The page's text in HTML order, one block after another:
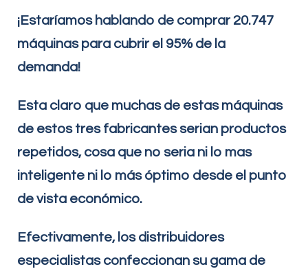
¡Estaríamos hablando de comprar 20.747
máquinas para cubrir el 95% de la
demanda!
Esta claro que muchas de estas máquinas
de estos tres fabricantes serian productos
repetidos, cosa que no seria ni lo mas
inteligente ni lo más óptimo desde el punto
de vista económico.
Efectivamente, los distribuidores
especialistas confeccionan su gama de